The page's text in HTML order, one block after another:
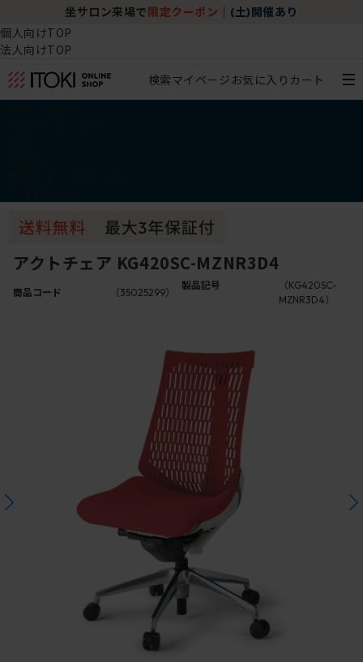
坐サロン来場で 限定クーポン (土)開催あり
個人向けTOP
法人向けTOP
検索マイページ お気に入り カート
アクトチェア KG420SC-MZNR3D4
商品コード （35025299）
製品記号
（KG420SC-
MZNR3D4）